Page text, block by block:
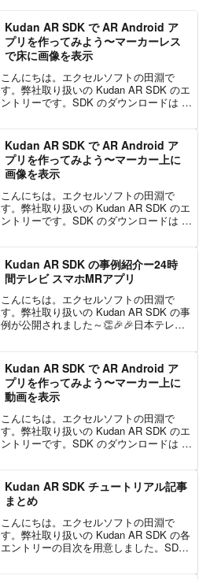
Kudan AR SDK で AR Android ア
プリを作ってみよう〜マーカーレス
で床に画像を表示
こんにちは。エクセルソフトの田淵で
す。弊社取り扱いの Kudan AR SDK のエ
ントリーです。SDK のダウンロードは こ
でご利用いただけます。企業の方は有
料...
Kudan AR SDK で AR Android ア
プリを作ってみよう〜マーカー上に
画像を表示
こんにちは。エクセルソフトの田淵で
す。弊社取り扱いの Kudan AR SDK のエ
ントリーです。SDK のダウンロードは こ
でご利用いただけます。企業の方は有
料...
Kudan AR SDK の事例紹介ー24時
間テレビ スマホMRアプリ
こんにちは。エクセルソフトの田淵で
す。弊社取り扱いの Kudan AR SDK の事
例が公開されました～👏🎉🎉日本テレビ
に期間限定でリリースされた AR アプ...
Kudan AR SDK で AR Android ア
プリを作ってみよう〜マーカー上に
動画を表示
こんにちは。エクセルソフトの田淵で
す。弊社取り扱いの Kudan AR SDK のエ
ントリーです。SDK のダウンロードは こ
でご利用いただけます。企業の方は有
料...
Kudan AR SDK チュートリアル記事
まとめ
こんにちは。エクセルソフトの田淵で
す。弊社取り扱いの Kudan AR SDK の各
エントリーの目次を用意しました。SDK